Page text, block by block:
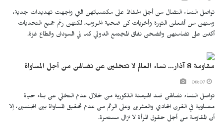
تواصل النساء النضال من أجل الحفاظ على مكتسباتهن التي واجهت تهديدات جدية،
ومنهن من أشعلن الثورة وأخريات كن ضحية الحروب، لكنهن رغم جميع التحديات
أكدن على تضامنهن وفضحن نفاق المجتمع الدولي كما في السودان وقطاع غزة.
مقاومة 8 آذار... نساء العالم لا تتخلين عن نضالهن من أجل المساواة
تواصل النساء نضالهن ضد الهيمنة الذكورية من خلال عدم التخلي عن بناء حياة
متساوية في القرن الحادي والعشرين وعلى الرغم من عدم تحقيق المساواة بين الجنسين، إلا
أن المقاومة من أجل حقوق المرأة لا تزال مستمرة.